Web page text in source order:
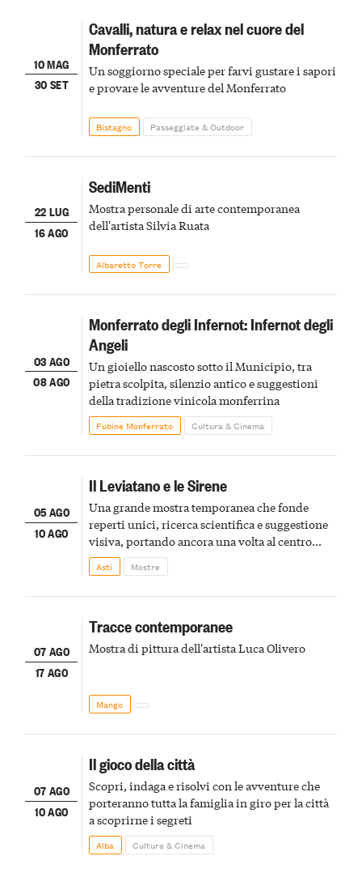
10 MAG
30 SET
Cavalli, natura e relax nel cuore del
Monferrato
Un soggiorno speciale per farvi gustare i sapori
e provare le avventure del Monferrato
Bistagno Passeggiate & Outdoor
22 LUG
16 AGO
SediMenti
Mostra personale di arte contemporanea
dell'artista Silvia Ruata
Albaretto Torre
03 AGO
08 AGO
Monferrato degli Infernot: Infernot degli
Angeli
Un gioiello nascosto sotto il Municipio, tra
pietra scolpita, silenzio antico e suggestioni
della tradizione vinicola monferrina
Fubine Monferrato Cultura & Cinema
05 AGO
10 AGO
Il Leviatano e le Sirene
Una grande mostra temporanea che fonde
reperti unici, ricerca scientifica e suggestione
visiva, portando ancora una volta al centro
della scena le meraviglie del passato astigiano
Asti Mostre
07 AGO
17 AGO
Tracce contemporanee
Mostra di pittura dell'artista Luca Olivero
Mango
07 AGO
10 AGO
Il gioco della città
Scopri, indaga e risolvi con le avventure che
porteranno tutta la famiglia in giro per la città
a scoprirne i segreti
Alba Cultura & Cinema